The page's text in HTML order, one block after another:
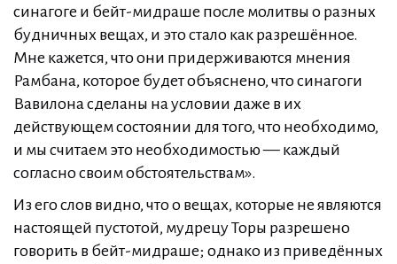
синагоге и бейт-мидраше после молитвы о разных
будничных вещах, и это стало как разрешённое.
Мне кажется, что они придерживаются мнения
Рамбана, которое будет объяснено, что синагоги
Вавилона сделаны на условии даже в их
действующем состоянии для того, что необходимо,
и мы считаем это необходимостью — каждый
согласно своим обстоятельствам».
Из его слов видно, что о вещах, которые не являются
настоящей пустотой, мудрецу Торы разрешено
говорить в бейт-мидраше; однако из приведённых